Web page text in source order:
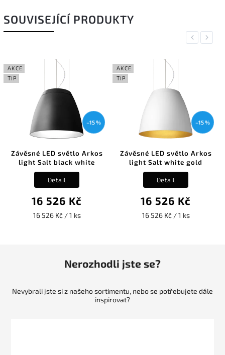
SOUVISEJÍCÍ PRODUKTY
Previous
AKCE
TIP
–15 %
Závěsné LED světlo Arkos
light Salt black white
16 526 Kč
16 526 Kč / 1 ks
Detail
AKCE
TIP
–15 %
Závěsné LED světlo Arkos
light Salt white gold
16 526 Kč
16 526 Kč / 1 ks
Detail
Next
Nerozhodli jste se?
Nevybrali jste si z našeho sortimentu, nebo se potřebujete dále
inspirovat?